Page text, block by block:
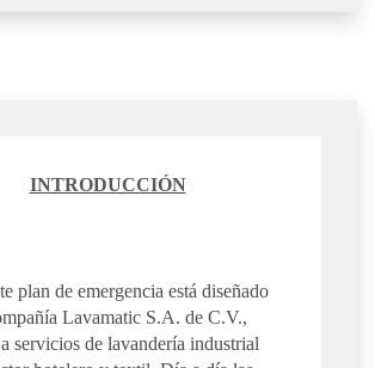
INTRODUCCIÓN
plan de emergencia está diseñado
Lavamatic S.A. de C.V.,
servicios de lavandería industrial